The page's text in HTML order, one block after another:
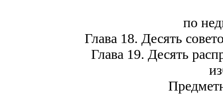
по
Глава 18. Десять
Глава 19. Десять